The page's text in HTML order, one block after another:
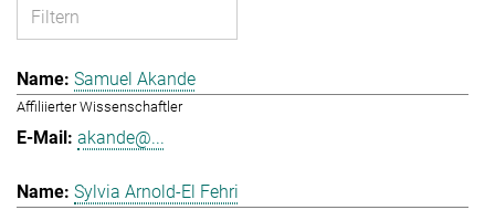
Samuel Akande
Affiliierter Wissenschaftler
akande@...
Sylvia Arnold-El Fehri